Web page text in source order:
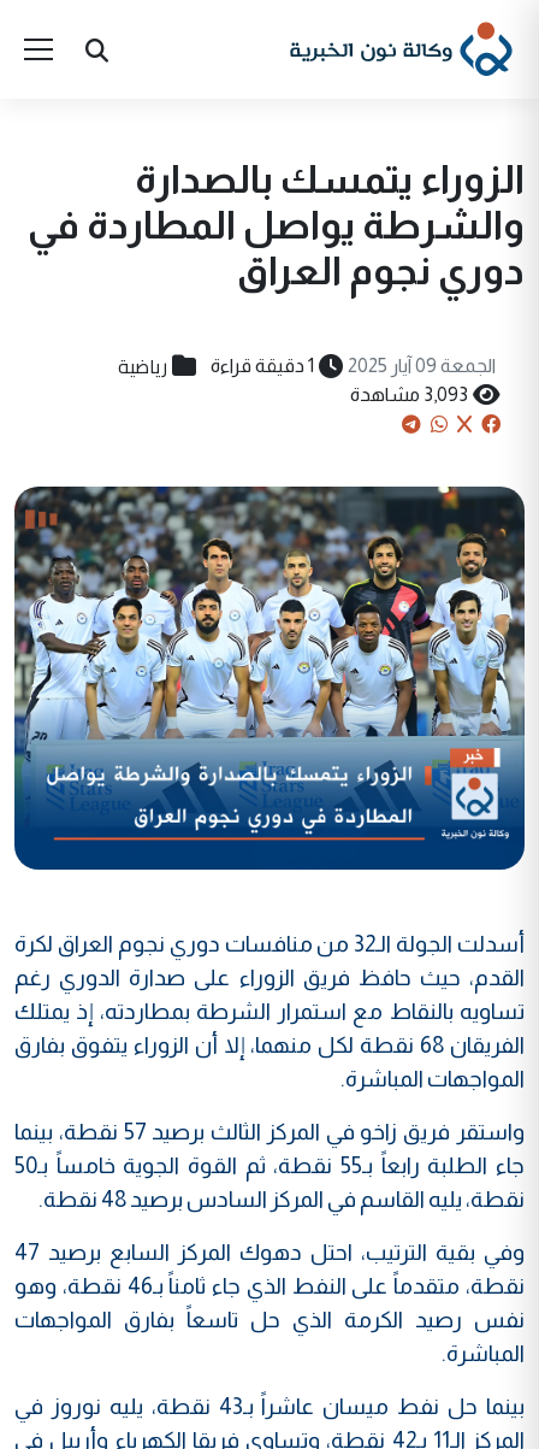
الزوراء يتمسك بالصدارة
والشرطة يواصل المطاردة في
دوري نجوم العراق
الجمعة 09 آيار 2025 1 دقيقة قراءة رياضية
3,093 مشاهدة
أسدلت الجولة الـ32 من منافسات دوري نجوم العراق لكرة
القدم، حيث حافظ فريق الزوراء على صدارة الدوري رغم
تساويه بالنقاط مع استمرار الشرطة بمطاردته، إذ يمتلك
الفريقان 68 نقطة لكل منهما، إلا أن الزوراء يتفوق بفارق
المواجهات المباشرة.
واستقر فريق زاخو في المركز الثالث برصيد 57 نقطة، بينما
جاء الطلبة رابعاً بـ55 نقطة، ثم القوة الجوية خامساً بـ50
نقطة، يليه القاسم في المركز السادس برصيد 48 نقطة.
وفي بقية الترتيب، احتل دهوك المركز السابع برصيد 47
نقطة، متقدماً على النفط الذي جاء ثامناً بـ46 نقطة، وهو
نفس رصيد الكرمة الذي حل تاسعاً بفارق المواجهات
المباشرة.
بينما حل نفط ميسان عاشراً بـ43 نقطة، يليه نوروز في
المركز الـ11 بـ42 نقطة، وتساوى فريقا الكهرباء وأربيل في